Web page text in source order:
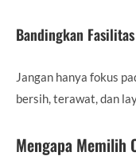
Bandingkan Fasilitas
Jangan hanya fokus
bersih, terawat, dan
Mengapa Memilih